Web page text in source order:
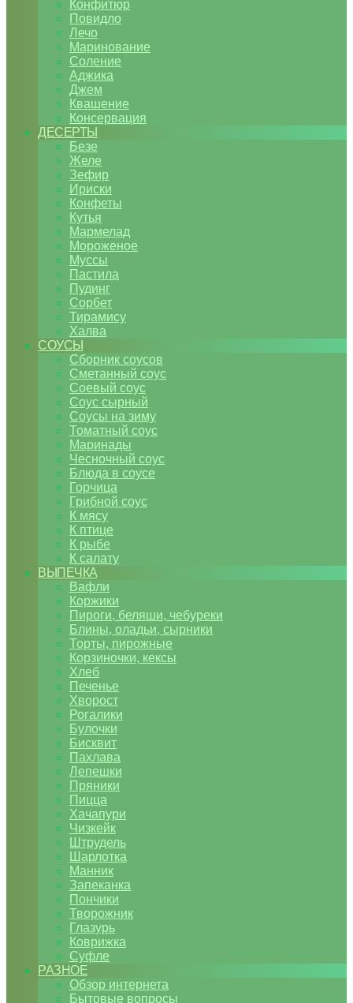
Конфитюр
Повидло
Лечо
Маринование
Соление
Аджика
Джем
Квашение
Консервация
ДЕСЕРТЫ
Безе
Желе
Зефир
Ириски
Конфеты
Кутья
Мармелад
Мороженое
Муссы
Пастила
Пудинг
Сорбет
Тирамису
Халва
СОУСЫ
Сборник соусов
Сметанный соус
Соевый соус
Соус сырный
Соусы на зиму
Томатный соус
Маринады
Чесночный соус
Блюда в соусе
Горчица
Грибной соус
К мясу
К птице
К рыбе
К салату
ВЫПЕЧКА
Вафли
Коржики
Пироги, беляши, чебуреки
Блины, оладьи, сырники
Торты, пирожные
Корзиночки, кексы
Хлеб
Печенье
Хворост
Рогалики
Булочки
Бисквит
Пахлава
Лепешки
Пряники
Пицца
Хачапури
Чизкейк
Штрудель
Шарлотка
Манник
Запеканка
Пончики
Творожник
Глазурь
Коврижка
Суфле
РАЗНОЕ
Обзор интернета
Бытовые вопросы